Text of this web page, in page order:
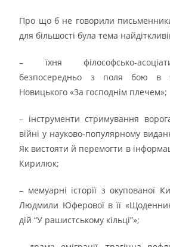
Про що б не говорили
для більшості була тема
– їхня філософсько-
безпосередньо з поля бою в
Новицького «За господнім плечем»;
– інструменти стримування
війні у науково-популярному
Як вистояти й перемогти в
Кирилюк;
– мемуарні історії з окупованої
Людмили Юферової в її
дій “У рашистському кільці”»;